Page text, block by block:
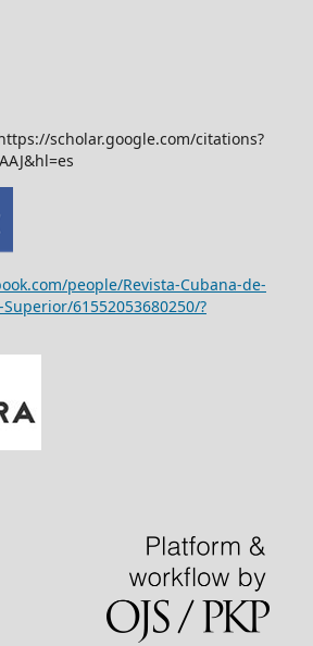
scholar.google.com/citations?
people/Revista-Cubana-de-
Superior/61552053680250/?